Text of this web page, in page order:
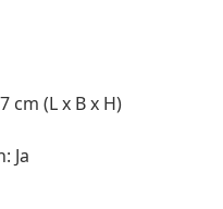
cm (L x B x H)
Ja